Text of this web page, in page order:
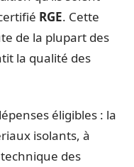
RGE. Cette
de la plupart des
la qualité des
éligibles : la
isolants, à
des